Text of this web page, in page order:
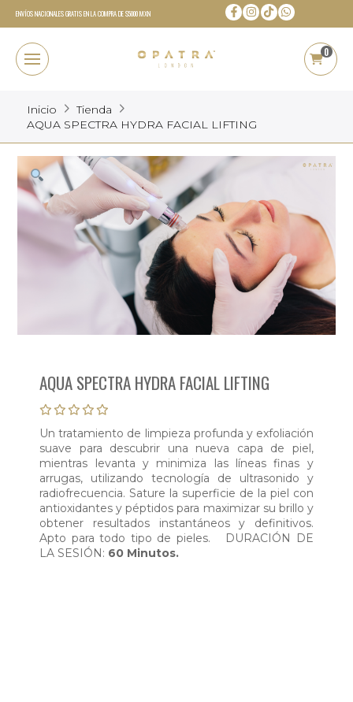
ENVÍOS NACIONALES GRATIS EN LA COMPRA DE $5000 MXN
0
Inicio
Tienda
AQUA SPECTRA HYDRA FACIAL LIFTING
AQUA SPECTRA HYDRA FACIAL LIFTING
Un tratamiento de limpieza profunda y exfoliación
suave para descubrir una nueva capa de piel,
mientras levanta y minimiza las líneas finas y
arrugas, utilizando tecnología de ultrasonido y
radiofrecuencia. Sature la superficie de la piel con
antioxidantes y péptidos para maximizar su brillo y
obtener resultados instantáneos y definitivos.
Apto para todo tipo de pieles. DURACIÓN DE
LA SESIÓN: 60 Minutos.